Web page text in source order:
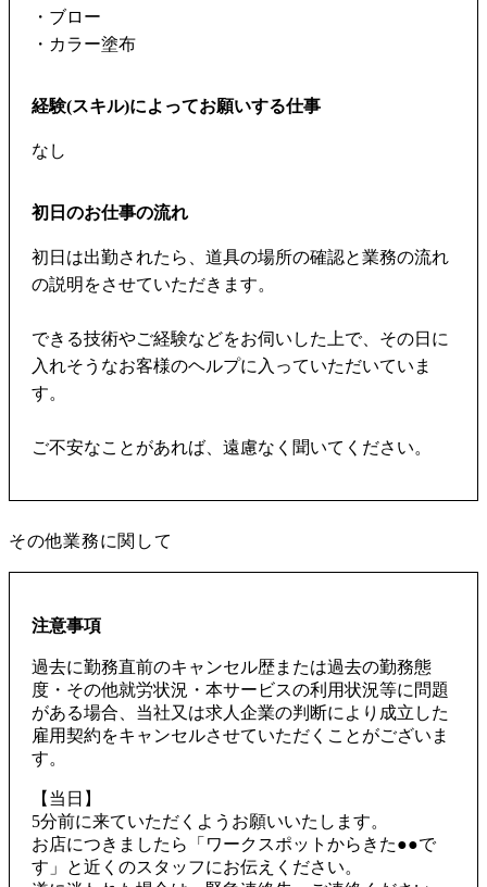
・ブロー
・カラー塗布
経験(スキル)によってお願いする仕事
なし
初日のお仕事の流れ
初日は出勤されたら、道具の場所の確認と業務の流れ
の説明をさせていただきます。
できる技術やご経験などをお伺いした上で、その日に
入れそうなお客様のヘルプに入っていただいていま
す。
ご不安なことがあれば、遠慮なく聞いてください。
その他業務に関して
注意事項
過去に勤務直前のキャンセル歴または過去の勤務態
度・その他就労状況・本サービスの利用状況等に問題
がある場合、当社又は求人企業の判断により成立した
雇用契約をキャンセルさせていただくことがございま
す。
【当日】
5分前に来ていただくようお願いいたします。
お店につきましたら「ワークスポットからきた●●で
す」と近くのスタッフにお伝えください。